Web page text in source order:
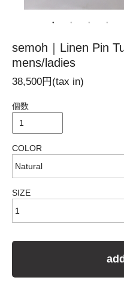
semoh｜Linen Pin
mens/ladies
38,500円(tax in)
個数
COLOR
SIZE